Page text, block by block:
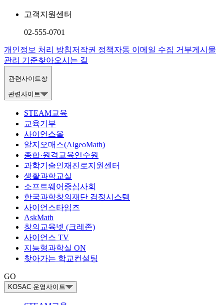
고객지원센터
02-555-0701
개인정보 처리 방침저작권 정책자동 이메일 수집 거부게시물
관리 기준찾아오시는 길
관련사이트창
관련사이트
STEAM교육
교육기부
사이언스올
알지오매스(AlgeoMath)
종합·원격교육연수원
과학기술인재진로지원센터
생활과학교실
소프트웨어중심사회
한국과학창의재단 검정시스템
사이언스타임즈
AskMath
창의교육넷 (크레존)
사이언스 TV
지능형과학실 ON
찾아가는 학교컨설팅
GO
KOSAC 운영사이트